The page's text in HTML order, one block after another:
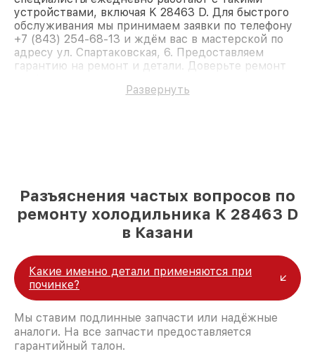
устройствами, включая K 28463 D. Для быстрого
обслуживания мы принимаем заявки по телефону
+7 (843) 254-68-13 и ждём вас в мастерской по
адресу ул. Спартаковская, 6. Предоставляем
гарантию на ремонт и детали. Доверьте ремонт
Развернуть
Разъяснения частых вопросов по
ремонту холодильника K 28463 D
в Казани
Какие именно детали применяются при
починке?
Мы ставим подлинные запчасти или надёжные
аналоги. На все запчасти предоставляется
гарантийный талон.